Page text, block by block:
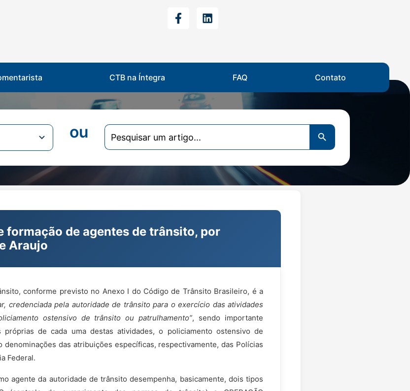
CTB na Íntegra FAQ Contato
ou
Search
for:
Search Button
formação de agentes de trânsito, por
Araujo
conforme previsto no Anexo I do Código de Trânsito Brasileiro, é a
credenciada pela autoridade de trânsito para o exercício das atividades
ostensivo de trânsito ou patrulhamento”, sendo importante
de cada uma destas atividades, o policiamento ostensivo de
denominações das atribuições específicas, respectivamente, das Polícias
Federal.
agente da autoridade de trânsito desempenha, basicamente, dois tipos